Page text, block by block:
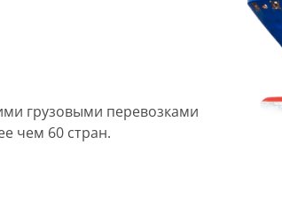
грузовыми перевозками
чем 60 стран.